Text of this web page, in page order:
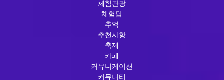
체험관광
체험담
추억
추천사항
축제
카페
커뮤니케이션
커뮤니티